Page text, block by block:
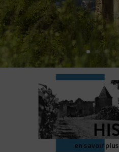
en savoir plus